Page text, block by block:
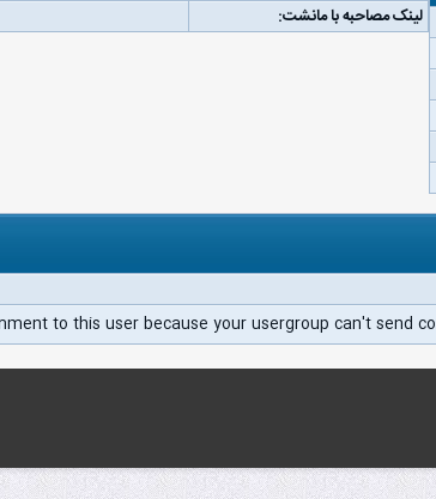
لینک مصاحبه با مانشت:
to this user because your usergroup can't send